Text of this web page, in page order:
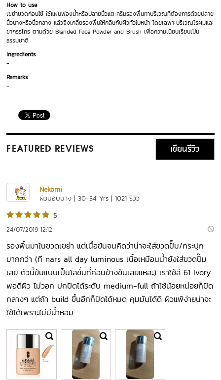
How to use
เขย่าขวดก่อนใช้ ใช้แผ่นฟองน้ำหรือปลายนิ้วแตะครีมรองพื้นทาบริเวณที่ต้องการด้วยปลาย
นิ้วนางหรือนิ้วกลาง แล้วจึงเกลี่ยรองพื้นให้กลืนกับผิวทั่วใบหน้า โดยเฉพาะบริเวณไรผมและ
ขากรรไกร ตามด้วย Blended Face Powder and Brush เพื่อความเนียนเรียบเป็น
ธรรมชาติ
Ingredients
-
Remarks
-
FEATURED REVIEWS เขียนรีวิว
Nekomi
ผิวบอบบาง | 30-34 Yrs | 1021 รีวิว
5
24/07/2019 12:12
รองพื้นมาในขวดเขย่า แต่เนื้อข้นจนคิดว่าน่าจะใส่ขวดปั๊ม/กระปุก
มากกว่า (ที nars all day luminous เนื้อเหมือนน้ำยังใส่ขวดปั๊ม
เลย ตัวนี้ข้นแบบเป็นโลชั่นที่ค่อนข้างข้นเลยแหละ) เราใช้สี 61 Ivory
พอดีผิว ไม่วอก ปกปิดได้ระดับ medium-full ถ้าใช้น้อยหน่อยก็ปิด
กลางๆ แต่ถ้า build ขึ้นอีกก็ปิดได้หมด คุมมันได้ดี ผิวแพ้ง่ายน่าจะ
ใช้ได้เพราะไม่มีน้ำหอม